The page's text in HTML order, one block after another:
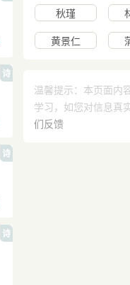
诗
诗
诗
秋瑾
黄景仁
温馨提示：本页面内
学习，如您对信息真
们反馈